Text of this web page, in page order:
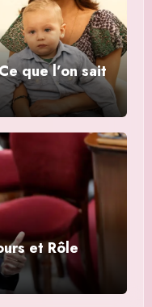
que l’on sait
et Rôle